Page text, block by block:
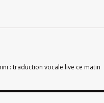
: traduction vocale live ce matin